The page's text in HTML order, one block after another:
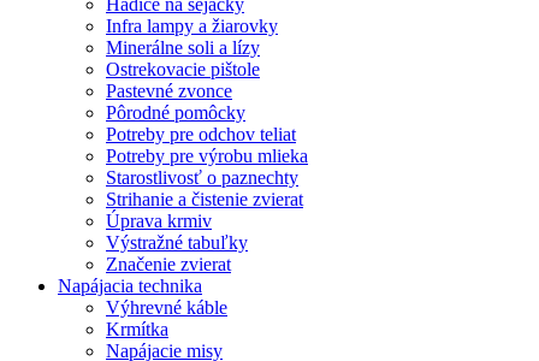
Hadice na sejačky
Infra lampy a žiarovky
Minerálne soli a lízy
Ostrekovacie pištole
Pastevné zvonce
Pôrodné pomôcky
Potreby pre odchov teliat
Potreby pre výrobu mlieka
Starostlivosť o paznechty
Strihanie a čistenie zvierat
Úprava krmiv
Výstražné tabuľky
Značenie zvierat
Napájacia technika
Výhrevné káble
Krmítka
Napájacie misy